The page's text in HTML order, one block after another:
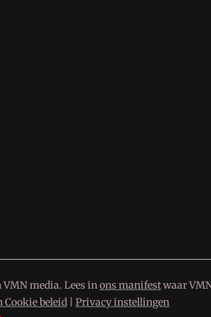
media. Lees inons manifestwaar
Cookie beleid Privacy instellingen